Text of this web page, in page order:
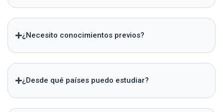
¿Necesito conocimientos previos?
¿Desde qué países puedo estudiar?